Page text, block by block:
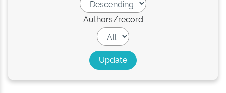
Authors/record